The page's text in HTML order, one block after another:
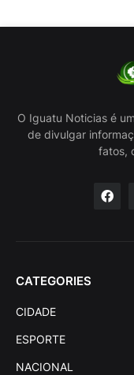
O Iguatu Noticias é
de divulgar
fatos,
CATEGORIES
CIDADE
ESPORTE
NACIONAL